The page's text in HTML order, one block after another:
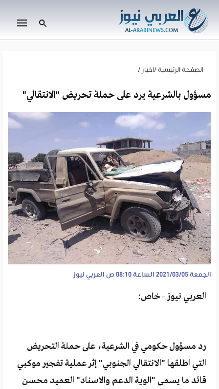
الصفحة الرئيسية /اخبار /
مسؤول بالشرعية يرد على حملة تحريض "الانتقالي"
الجمعة 2021/03/05 الساعة 08:10 ص العربي نيوز
العربي نيوز - خاص:
رد مسؤول حكومي في الشرعية، على حملة التحريض
التي اطلقها "الانتقالي الجنوبي" إثر عملية تفجير موكبي
قائد ما يسمى "الوية الدعم والاسناد" العميد محسن